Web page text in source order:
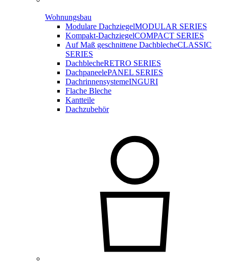
Wohnungsbau
Modulare DachziegelMODULAR SERIES
Kompakt-DachziegelCOMPACT SERIES
Auf Maß geschnittene DachblecheCLASSIC
SERIES
DachblecheRETRO SERIES
DachpaneelePANEL SERIES
DachrinnensystemeINGURI
Flache Bleche
Kantteile
Dachzubehör